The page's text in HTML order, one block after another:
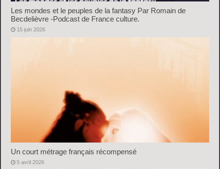
Les mondes et le peuples de la fantasy Par Romain de
Becdelièvre -Podcast de France culture.
15 juin 2026
Un court métrage français récompensé
5 avril 2026